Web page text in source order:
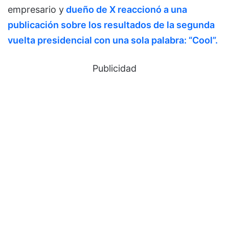
empresario ydueño de X reaccionó a una
publicación sobre los resultados de la segunda
vuelta presidencial con una sola palabra: “Cool”.
Publicidad